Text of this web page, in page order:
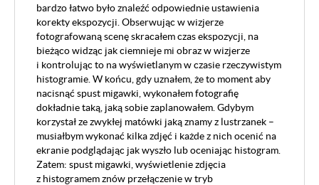
bardzo łatwo było znaleźć odpowiednie ustawienia
korekty ekspozycji. Obserwując w wizjerze
fotografowaną scenę skracałem czas ekspozycji, na
bieżąco widząc jak ciemnieje mi obraz w wizjerze
i kontrolując to na wyświetlanym w czasie rzeczywistym
histogramie. W końcu, gdy uznałem, że to moment aby
nacisnąć spust migawki, wykonałem fotografię
dokładnie taką, jaką sobie zaplanowałem. Gdybym
korzystał ze zwykłej matówki jaką znamy z lustrzanek –
musiałbym wykonać kilka zdjęć i każde z nich ocenić na
ekranie podglądając jak wyszło lub oceniając histogram.
Zatem: spust migawki, wyświetlenie zdjęcia
z histogramem znów przełączenie w tryb